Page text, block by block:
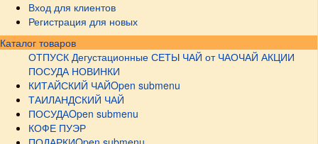
Вход для клиентов
Регистрация для новых
Каталог товаров
ОТПУСК Дегустационные СЕТЫ ЧАЙ от ЧАОЧАЙ АКЦИИ
ПОСУДА НОВИНКИ
КИТАЙСКИЙ ЧАЙOpen submenu
ТАИЛАНДСКИЙ ЧАЙ
ПОСУДАOpen submenu
КОФЕ ПУЭР